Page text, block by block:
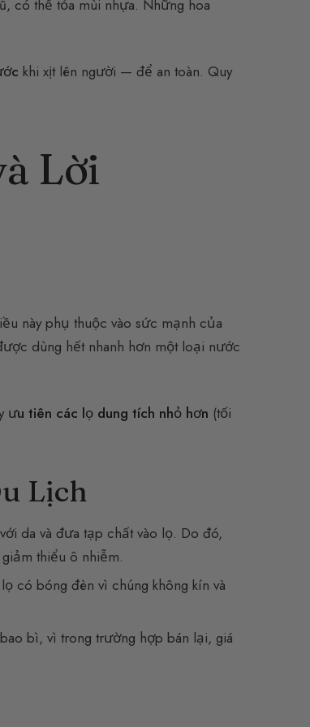
có thể tỏa mùi nhựa. Những hoa
khi xịt lên người — để an toàn. Quy
Lời
này phụ thuộc vào sức mạnh của
dùng hết nhanh hơn một loại nước
ưu tiên các lọ dung tích nhỏ hơn (tối
Lịch
da và đưa tạp chất vào lọ. Do đó,
thiểu ô nhiễm.
có bóng đèn vì chúng không kín và
bì, vì trong trường hợp bán lại, giá